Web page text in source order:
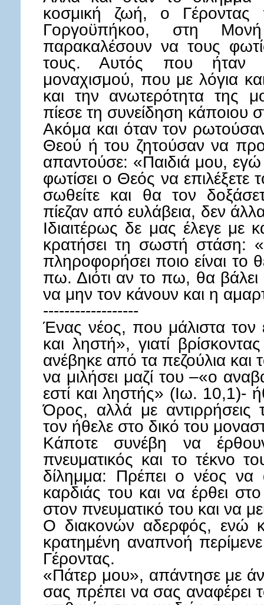
κοσμική ζωή, ο Γέροντας
Γοργοϋπήκοο, στη
παρακαλέσουν να τους
τους. Αυτός που ήταν
μοναχισμού, που με λόγια
και την ανωτερότητα της
πίεσε τη συνείδηση κάποιου
Ακόμα και όταν τον
Θεού ή του ζητούσαν να
απαντούσε: «Παιδιά μου,
φωτίσει ο Θεός να
σωθείτε και θα τον
πίεζαν από ευλάβεια, δεν
Ιδιαιτέρως δε μας έλεγε με
κρατήσει τη σωστή στάση:
πληροφορήσει ποιο είναι το
πω. Διότι αν το πω, θα
να μην τον κάνουν και η
------------------
Ένας νέος, που μάλιστα τον
και ληστή», γιατί
ανέβηκε από τα πεζούλια και
να μιλήσει μαζί του –«ο
εστί και ληστής» (Ιω. 10,1)-
Όρος, αλλά με αντιρρήσεις
τον ήθελε στο δικό του
Κάποτε συνέβη να
πνευματικός και το τέκνο
δίλημμα: Πρέπει ο νέος να
καρδιάς του και να έρθει
στον πνευματικό του και να
Ο διακονών αδερφός, ενώ
κρατημένη αναπνοή
Γέροντας.
«Πάτερ μου», απάντησε με
σας πρέπει να σας αναφέρει